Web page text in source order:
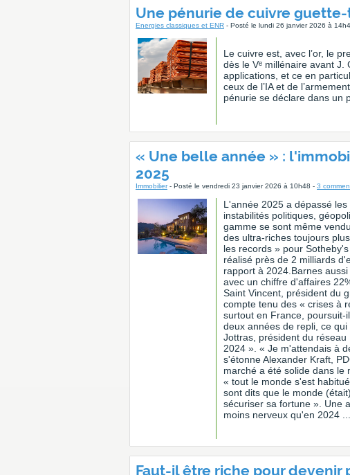
Une pénurie de cuivre
Energies classiques et ENR - Posté le lundi 26 janvier 2026 à
Le cuivre est, avec l’or, le
dès le Vᵉ millénaire avant J.
applications, et ce en
ceux de l’IA et de
pénurie se déclare dans un
« Une belle année » :
2025
Immobilier- Posté le vendredi 23 janvier 2026 à 10h48 - 3
L'année 2025 a dépassé
instabilités politiques,
gamme se sont même
des ultra-riches toujours
les records » pour
réalisé près de 2 milliards
rapport à 2024.Barnes
avec un chiffre d'affaires
Saint Vincent, président du
compte tenu des « crises à
surtout en France, poursuit-
deux années de repli, ce
Jottras, président du
2024 ». « Je m'attendais à
s'étonne Alexander Kraft,
marché a été solide dans le
« tout le monde s'est
sont dits que le monde
sécuriser sa fortune ». Une
moins nerveux qu'en 2024
Faut-il être riche pour devenir